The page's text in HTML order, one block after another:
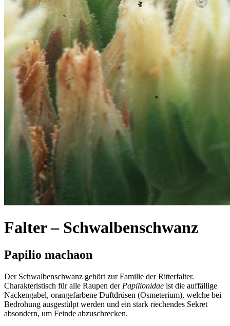
Falter – Schwalbenschwanz
Papilio machaon
Der Schwalbenschwanz gehört zur Familie der Ritterfalter.
Charakteristisch für alle Raupen der Papilionidae ist die auffällige
Nackengabel, orangefarbene Duftdrüsen (Osmeterium), welche bei
Bedrohung ausgestülpt werden und ein stark riechendes Sekret
absondern, um Feinde abzuschrecken.